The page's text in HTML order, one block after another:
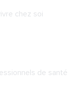
chez soi
de santé